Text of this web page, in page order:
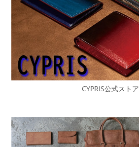
CYPRIS公式ストア